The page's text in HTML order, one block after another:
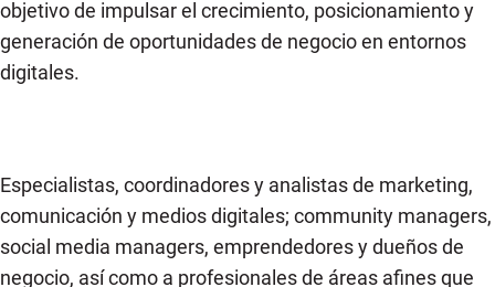
objetivo de impulsar el crecimiento, posicionamiento y
generación de oportunidades de negocio en entornos
digitales.
Especialistas, coordinadores y analistas de marketing,
comunicación y medios digitales; community managers,
social media managers, emprendedores y dueños de
negocio, así como a profesionales de áreas afines que